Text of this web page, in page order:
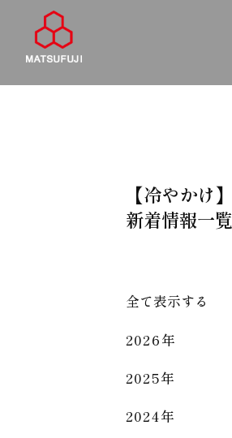
【冷やかけ】
新着情報一覧
全て表示する
2026年
2025年
2024年